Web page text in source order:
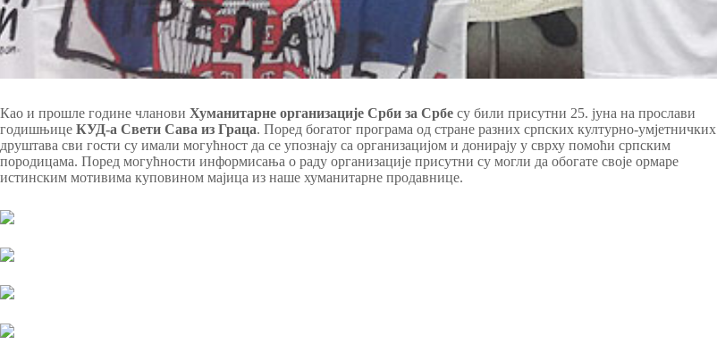
Као и прошле године чланови Хуманитарне организације Срби за Србе су били присутни 25. јуна на прослави
годишњице КУД-а Свети Сава из Граца. Поред богатог програма од стране разних српских културно-умјетничких
друштава сви гости су имали могућност да се упознају са организацијом и донирају у сврху помоћи српским
породицама. Поред могућности информисања о раду организације присутни су могли да обогате своје ормаре
истинским мотивима куповином мајица из наше хуманитарне продавнице.